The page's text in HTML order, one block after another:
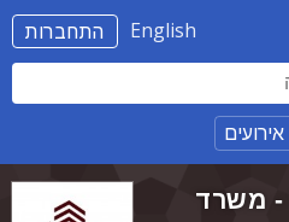
התחברות English
אירועים
- משרד